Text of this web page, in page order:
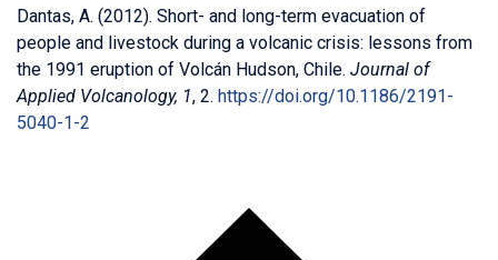
Dantas, A. (2012). Short- and long-term evacuation of
people and livestock during a volcanic crisis: lessons from
the 1991 eruption of Volcán Hudson, Chile. Journal of
Applied Volcanology, 1, 2. https://doi.org/10.1186/2191-
5040-1-2